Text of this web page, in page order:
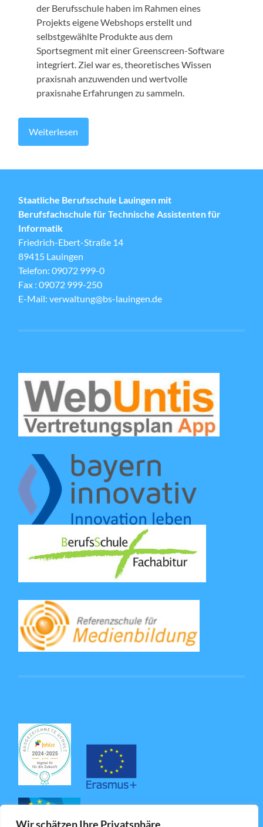
Wir schätzen Ihre Privatsphäre
der Berufsschule haben im Rahmen eines
Projekts eigene Webshops erstellt und
selbstgewählte Produkte aus dem
Sportsegment mit einer Greenscreen-Software
integriert. Ziel war es, theoretisches Wissen
praxisnah anzuwenden und wertvolle
praxisnahe Erfahrungen zu sammeln.
Weiterlesen
Staatliche Berufsschule Lauingen mit
Berufsfachschule für Technische Assistenten für
Informatik
Friedrich-Ebert-Straße 14
89415 Lauingen
Telefon: 09072 999-0
Fax : 09072 999-250
E-Mail: verwaltung@bs-lauingen.de